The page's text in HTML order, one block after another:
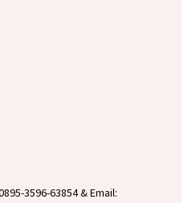
3596-63854 & Email: